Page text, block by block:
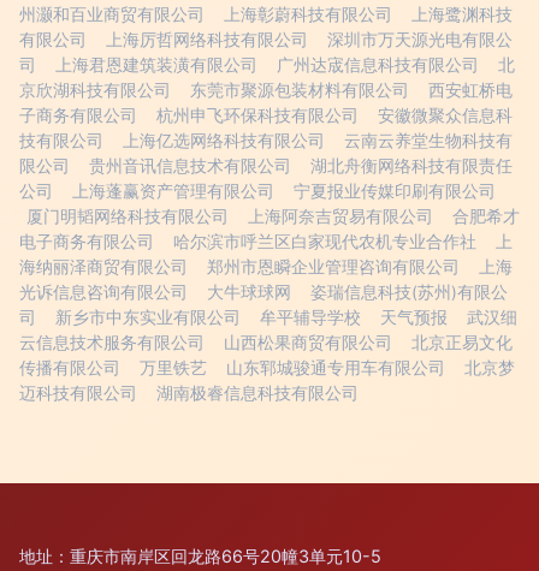
州灏和百业商贸有限公司
上海彰蔚科技有限公司
上海鹭渊科技
有限公司
上海厉哲网络科技有限公司
深圳市万天源光电有限公
司
上海君恩建筑装潢有限公司 广州达宬信息科技有限公司
北
京欣湖科技有限公司
东莞市聚源包装材料有限公司
西安虹桥电
子商务有限公司
杭州申飞环保科技有限公司
安徽微聚众信息科
技有限公司
上海亿选网络科技有限公司
云南云养堂生物科技有
限公司
贵州音讯信息技术有限公司
湖北舟衡网络科技有限责任
公司
上海蓬赢资产管理有限公司
宁夏报业传媒印刷有限公司
厦门明韬网络科技有限公司
上海阿奈吉贸易有限公司
合肥希才
电子商务有限公司
哈尔滨市呼兰区白家现代农机专业合作社
上
海纳丽泽商贸有限公司
郑州市恩瞬企业管理咨询有限公司
上海
光诉信息咨询有限公司
大牛球球网
姿瑞信息科技(苏州)有限公
司
新乡市中东实业有限公司 牟平辅导学校 天气预报
武汉细
云信息技术服务有限公司
山西松果商贸有限公司
北京正易文化
传播有限公司
万里铁艺 山东郓城骏通专用车有限公司
北京梦
迈科技有限公司
湖南极睿信息科技有限公司
地址：重庆市南岸区回龙路66号20幢3单元10-5